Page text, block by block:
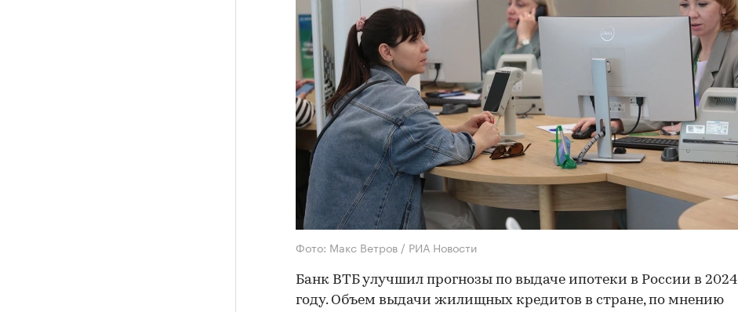
Фото: Макс Ветров / РИА Новости
Банк ВТБ улучшил прогнозы по выдаче ипотеки в России в 2024
году. Объем выдачи жилищных кредитов в стране, по мнению